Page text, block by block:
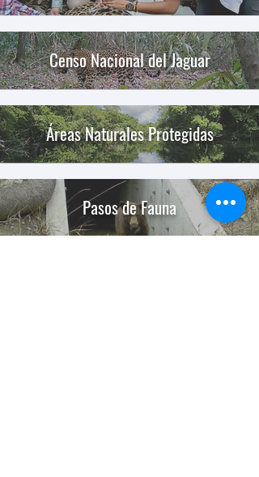
Censo Nacional del Jaguar
Áreas Naturales Protegidas
Pasos de Fauna